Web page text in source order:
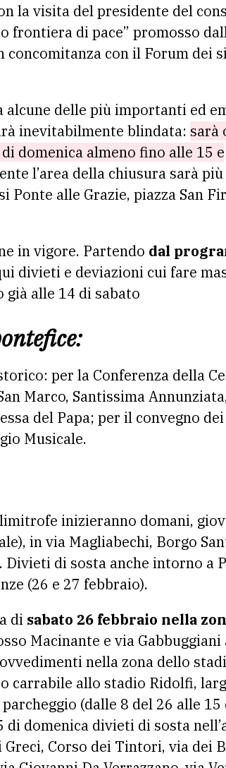
la visita del presidente del
frontiera di pace” promosso
concomitanza con il Forum dei
delle più importanti ed
inevitabilmente blindata: sarà
domenica almeno fino alle 15 e
l’area della chiusura sarà
Ponte alle Grazie, piazza San
in vigore. Partendo dal
divieti e deviazioni cui fare
alle 14 di sabato
per la Conferenza della
Marco, Santissima
del Papa; per il convegno
Musicale.
inizieranno domani,
in via Magliabechi, Borgo
di sosta anche intorno a
(26 e 27 febbraio).
di sabato 26 febbraio nella
Macinante e via Gabbuggiani
nella zona dello
carrabile allo stadio Ridolfi,
(dalle 8 del 26 alle 15
domenica divieti di sosta
Corso dei Tintori, via dei